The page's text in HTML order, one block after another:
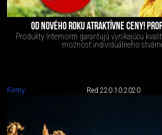
OD NOVÉHO ROKU ATRAKTÍVNE CENY!
Produkty Internorm garantujú vynikajúcu
možnosť individuálneho
Firmy Red 220.10.2020